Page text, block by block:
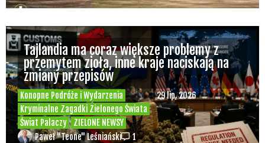
Konopne Podróże i Wydarzenia
Kryminalne Zagadki Zielonego Świata
Świat Palaczy
ZIELONE NEWSY
29 lip, 2026
Tajlandia ma coraz większe problemy z
przemytem zioła, inne kraje naciskają na
zmiany przepisów
Paweł "Teone" Leśniański 1